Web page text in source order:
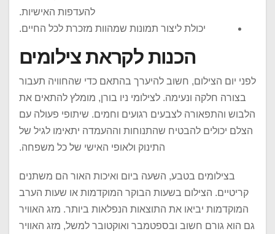
להעדפות האישיות.
יכולת ליצור תמונות שמהוות מזכרת לכל החיים.
הכנות לקראת צילומים
לפני יום הצילום, חשוב להיערך בהתאם כדי שהחוויה תעבור
בצורה חלקה ונעימה. לצילומי ניו בורן, מומלץ להתאים את
הלבוש והתפאורה לצבעים רגועים וחמים. שיתופי פעולה עם
הצלם יכולים להבטיח שהתנוחות וההעמדה יתאימו לגיל של
התינוק ולאופי האישי של כל משפחה.
בצילומים בטבע, השעה ביום ואיכות האור הם משתנים
קריטיים. הצילום בשעות הבוקר המוקדמות או שעות הערב
המוקדמות יביאו את התוצאות הנפלאות ביותר. מזג האוויר
גם הוא גורם חשוב ובספטמבר ואוקטובר למשל, מזג האוויר